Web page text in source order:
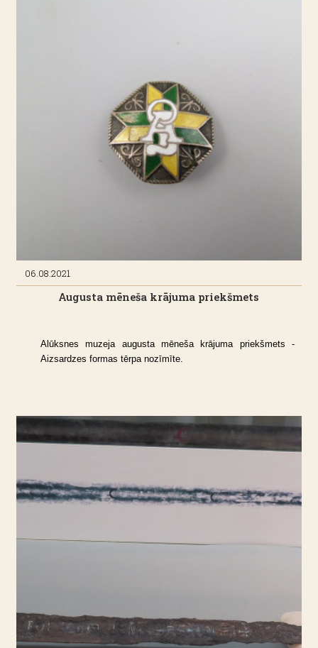
06.08.2021
Augusta mēneša krājuma priekšmets
Alūksnes muzeja augusta mēneša krājuma priekšmets -
Aizsardzes formas tērpa nozīmīte.